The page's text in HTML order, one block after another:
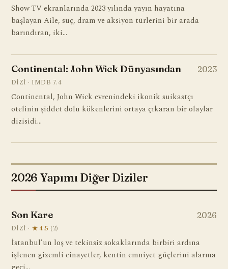
Show TV ekranlarında 2023 yılında yayın hayatına
başlayan Aile, suç, dram ve aksiyon türlerini bir arada
barındıran, iki…
Continental: John Wick Dünyasından 2023
DIZI · IMDB 7.4
Continental, John Wick evrenindeki ikonik suikastçı
otelinin şiddet dolu kökenlerini ortaya çıkaran bir olaylar
dizisidi…
2026 Yapımı Diğer Diziler
Son Kare 2026
DIZI · ★ 4.5 (2)
İstanbul’un loş ve tekinsiz sokaklarında birbiri ardına
işlenen gizemli cinayetler, kentin emniyet güçlerini alarma